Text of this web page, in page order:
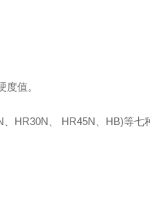
值。
HR30N HR45N HB)等七